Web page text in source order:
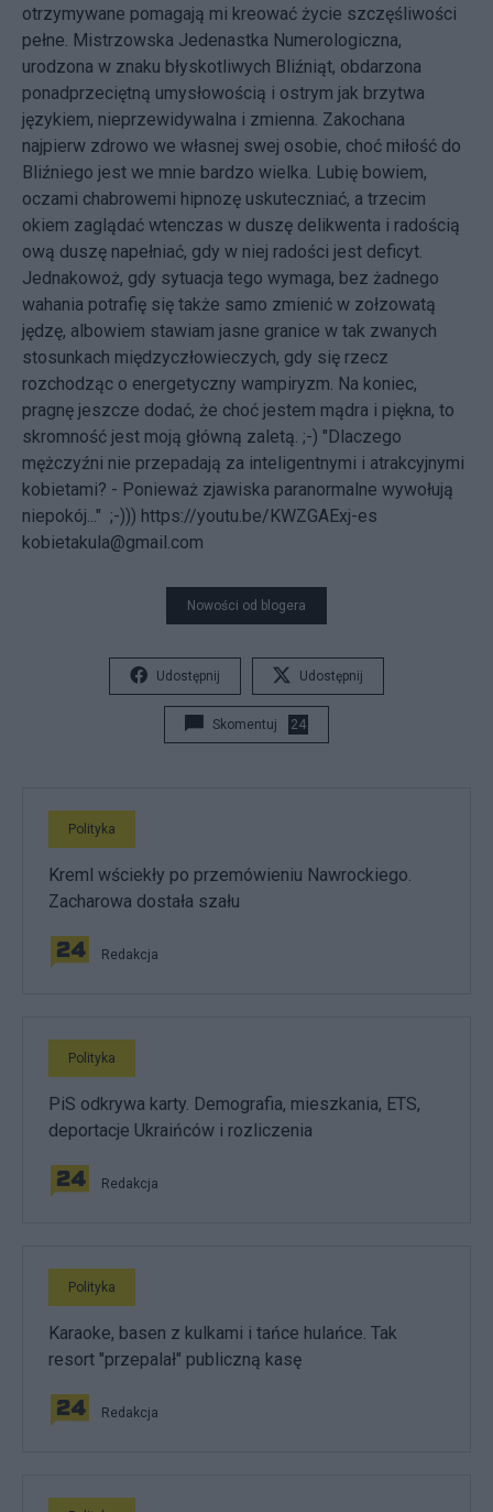
otrzymywane pomagają mi kreować życie szczęśliwości
pełne. Mistrzowska Jedenastka Numerologiczna,
urodzona w znaku błyskotliwych Bliźniąt, obdarzona
ponadprzeciętną umysłowością i ostrym jak brzytwa
językiem, nieprzewidywalna i zmienna. Zakochana
najpierw zdrowo we własnej swej osobie, choć miłość do
Bliźniego jest we mnie bardzo wielka. Lubię bowiem,
oczami chabrowemi hipnozę uskuteczniać, a trzecim
okiem zaglądać wtenczas w duszę delikwenta i radością
ową duszę napełniać, gdy w niej radości jest deficyt.
Jednakowoż, gdy sytuacja tego wymaga, bez żadnego
wahania potrafię się także samo zmienić w zołzowatą
jędzę, albowiem stawiam jasne granice w tak zwanych
stosunkach międzyczłowieczych, gdy się rzecz
rozchodząc o energetyczny wampiryzm. Na koniec,
pragnę jeszcze dodać, że choć jestem mądra i piękna, to
skromność jest moją główną zaletą. ;-) "Dlaczego
mężczyźni nie przepadają za inteligentnymi i atrakcyjnymi
kobietami? - Ponieważ zjawiska paranormalne wywołują
niepokój..." ;-))) https://youtu.be/KWZGAExj-es
kobietakula@gmail.com
Nowości od blogera
Udostępnij Udostępnij
Skomentuj 24
Polityka
Kreml wściekły po przemówieniu Nawrockiego.
Zacharowa dostała szału
Redakcja
Polityka
PiS odkrywa karty. Demografia, mieszkania, ETS,
deportacje Ukraińców i rozliczenia
Redakcja
Polityka
Karaoke, basen z kulkami i tańce hulańce. Tak
resort "przepalał" publiczną kasę
Redakcja